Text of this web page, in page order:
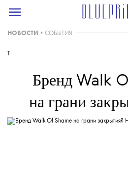
НОВОСТИ • СОБЫТИЯ
T
Бренд Walk
на грани